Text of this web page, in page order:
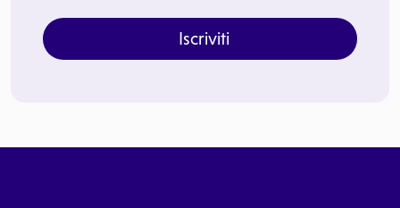
Iscriviti